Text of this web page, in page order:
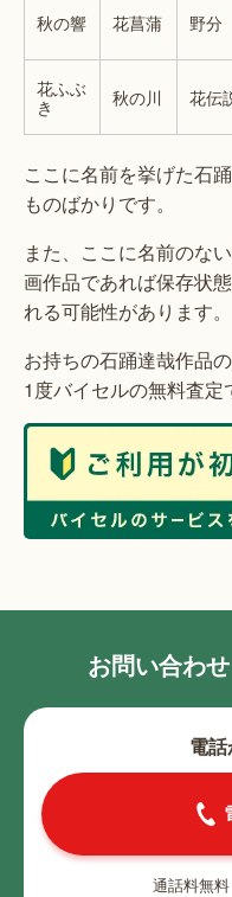
秋の響 花菖蒲 野分
花ふぶ
き
秋の川 花伝
ここに名前を挙げた石
ものばかりです。
また、ここに名前のな
画作品であれば保存状
れる可能性があります。
お持ちの石踊達哉作品
1度バイセルの無料査定
お問い合わ
電
通話料無